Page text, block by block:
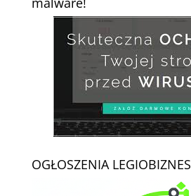
OGŁOSZENIA LEGIOBIZNES